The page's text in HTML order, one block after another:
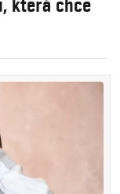
která chce